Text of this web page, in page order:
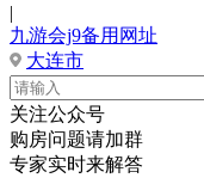
|
九游会j9备用网址
大连市
关注公众号
购房问题请加群
专家实时来解答